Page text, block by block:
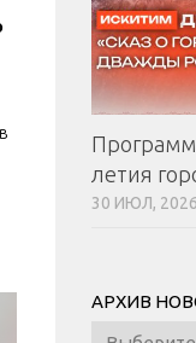
летия
30 ИЮЛ, 2026
АРХИВ
Архив